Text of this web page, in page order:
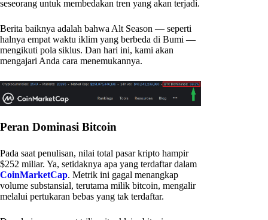
seseorang untuk membedakan tren yang akan terjadi.
Berita baiknya adalah bahwa Alt Season — seperti
halnya empat waktu iklim yang berbeda di Bumi —
mengikuti pola siklus. Dan hari ini, kami akan
mengajari Anda cara menemukannya.
Peran Dominasi Bitcoin
Pada saat penulisan, nilai total pasar kripto hampir
$252 miliar. Ya, setidaknya apa yang terdaftar dalam
CoinMarketCap. Metrik ini gagal menangkap
volume substansial, terutama milik bitcoin, mengalir
melalui pertukaran bebas yang tak terdaftar.